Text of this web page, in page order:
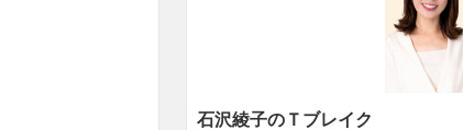
石沢綾子のＴブレイク